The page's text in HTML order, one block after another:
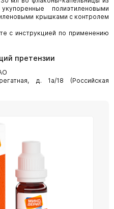
полиэтиленовыми
крышками с контролем
с инструкцией по применению
претензии
д. 1а/18 (Российская